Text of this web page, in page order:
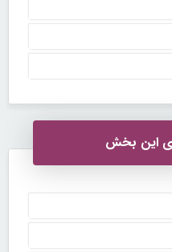
این بخش